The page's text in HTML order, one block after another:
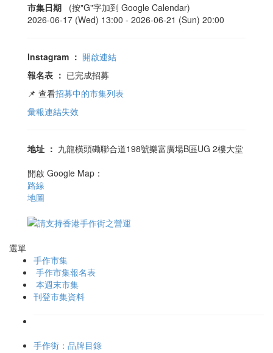
市集日期
(按"G"字加到 Google Calendar)
2026-06-17 (Wed) 13:00 - 2026-06-21 (Sun) 20:00
Instagram ： 開啟連結
報名表 ： 已完成招募
📌 查看招募中的市集列表
彙報連結失效
地址 ： 九龍橫頭磡聯合道198號樂富廣場B區UG 2樓大堂
開啟 Google Map：
路線
地圖
選單
手作市集
手作市集報名表
本週末市集
刊登市集資料
手作街：品牌目錄